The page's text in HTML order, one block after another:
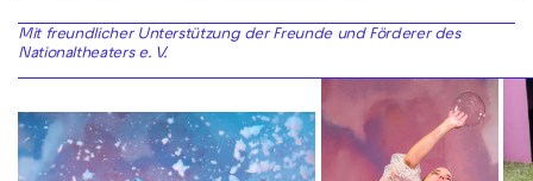
Mit freundlicher Unterstützung der Freunde und Förderer des
Nationaltheaters e. V.